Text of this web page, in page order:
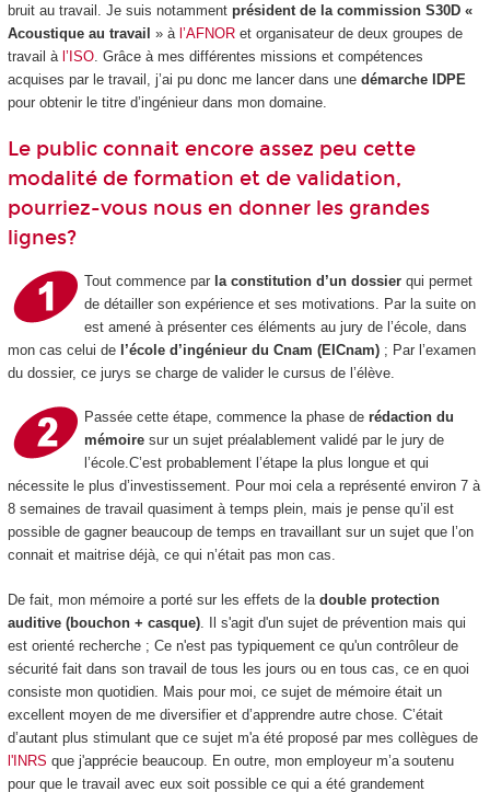
bruit au travail. Je suis notamment président de la commission S30D «
Acoustique au travail » à l’AFNORet organisateur de deux groupes de
travail àl’ISO. Grâce à mes différentes missions et compétences
acquises par le travail, j’ai pu donc me lancer dans une démarche IDPE
pour obtenir le titre d’ingénieur dans mon domaine.
Le public connait encore assez peu cette
modalité de formation et de validation,
pourriez-vous nous en donner les grandes
lignes?
Tout commence parla constitution d’un dossierqui permet
de détailler son expérience et ses motivations. Par la suite on
est amené à présenter ces éléments au jury de l’école, dans
mon cas celui de l’école d’ingénieur du Cnam (EICnam); Par l’examen
du dossier, ce jurys se charge de valider le cursus de l’élève.
Passée cette étape, commence la phase de rédaction du
mémoiresur un sujet préalablement validé par le jury de
l’école.C’est probablement l’étape la plus longue et qui
nécessite le plus d’investissement. Pour moi cela a représenté environ 7 à
8 semaines de travail quasiment à temps plein, mais je pense qu’il est
possible de gagner beaucoup de temps en travaillant sur un sujet que l’on
connait et maitrise déjà, ce qui n’était pas mon cas.
De fait, mon mémoire a porté sur les effets de la double protection
auditive (bouchon + casque). Il s'agit d'un sujet de prévention mais qui
est orienté recherche ; Ce n'est pas typiquement ce qu'un contrôleur de
sécurité fait dans son travail de tous les jours ou en tous cas, ce en quoi
consiste mon quotidien. Mais pour moi, ce sujet de mémoire était un
excellent moyen de me diversifier et d’apprendre autre chose. C’était
d’autant plus stimulant que ce sujet m'a été proposé par mes collègues de
l'INRS que j'apprécie beaucoup. En outre, mon employeur m’a soutenu
pour que le travail avec eux soit possible ce qui a été grandement